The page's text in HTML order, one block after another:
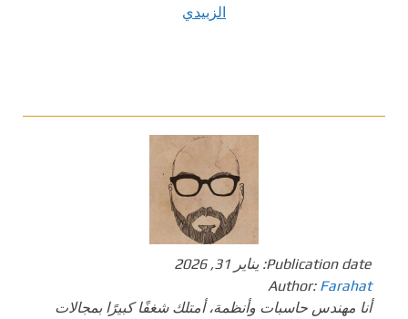
الزبيدي
Publication date: يناير 31, 2026
Author: Farahat
أنا مهندس حاسبات وأنظمة، أمتلك شغفًا كبيرًا بمجالات